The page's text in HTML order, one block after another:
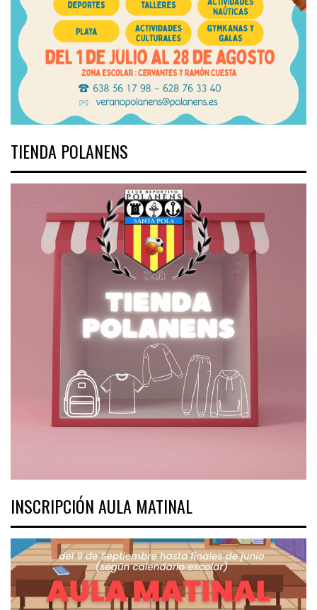
TIENDA POLANENS
INSCRIPCIÓN AULA MATINAL